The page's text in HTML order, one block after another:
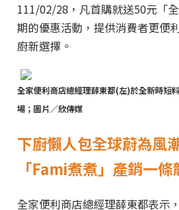
111/02/28，凡首購就送50元「
期的優惠活動，提供消費者更便
廚新選擇。
全家便利商店總經理薛東都(左)於全新時短
場；圖片／欣傳媒
下廚懶人包全球蔚為風
「Fami煮煮」產銷一
全家便利商店總經理薛東都表示